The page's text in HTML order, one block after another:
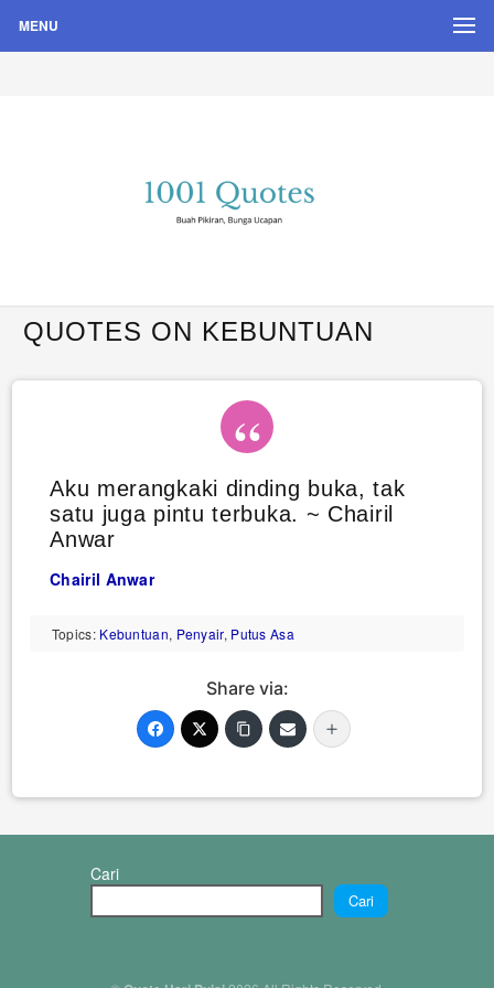
MENU
Quote Hari Puisi
QUOTES ON KEBUNTUAN
Aku merangkaki dinding buka, tak
satu juga pintu terbuka. ~ Chairil
Anwar
Chairil Anwar
Topics: Kebuntuan, Penyair, Putus Asa
Share via:
Cari
Cari